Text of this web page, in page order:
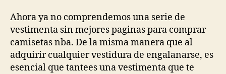
Ahora ya no comprendemos una serie de
vestimenta sin mejores paginas para comprar
camisetas nba. De la misma manera que al
adquirir cualquier vestidura de engalanarse, es
esencial que tantees una vestimenta que te